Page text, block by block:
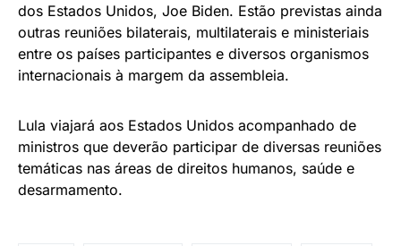
dos Estados Unidos, Joe Biden. Estão previstas ainda
outras reuniões bilaterais, multilaterais e ministeriais
entre os países participantes e diversos organismos
internacionais à margem da assembleia.
Lula viajará aos Estados Unidos acompanhado de
ministros que deverão participar de diversas reuniões
temáticas nas áreas de direitos humanos, saúde e
desarmamento.